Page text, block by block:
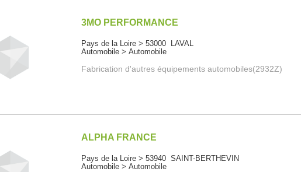
3MO PERFORMANCE
Pays de la Loire > 53000 LAVAL
Automobile > Automobile
Fabrication d'autres équipements automobiles(2932Z)
ALPHA FRANCE
Pays de la Loire > 53940 SAINT-BERTHEVIN
Automobile > Automobile